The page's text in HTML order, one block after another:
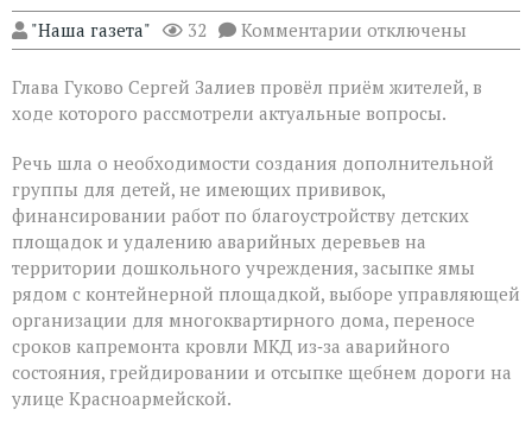
"Наша газета" 32 Комментарии к
записи
Гуково
Сергей
Залиев
приём
жителей
отключены
Глава Гуково Сергей Залиев провёл приём жителей, в
ходе которого рассмотрели актуальные вопросы.
Речь шла о необходимости создания дополнительной
группы для детей, не имеющих прививок,
финансировании работ по благоустройству детских
площадок и удалению аварийных деревьев на
территории дошкольного учреждения, засыпке ямы
рядом с контейнерной площадкой, выборе управляющей
организации для многоквартирного дома, переносе
сроков капремонта кровли МКД из‑за аварийного
состояния, грейдировании и отсыпке щебнем дороги на
улице Красноармейской.